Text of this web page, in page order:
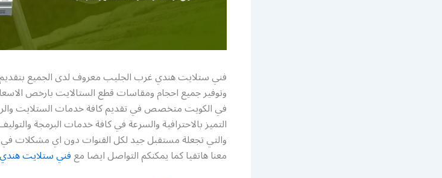
فني ستلايت هندي غرب الجليب معروف لدى الجميع بتقديم
وتوفير جميع احجام ومقاسات قطع الستالايت بارخص
في الكويت متخصص في تقديم كافة خدمات الستلايت
التميز بالاحترافية والسرعة في كافة خدمات البرمجة
والتي تجعلة مستقبل جيد لكل القنوات دون اي مشكلات
معنا هاتفيا كما يمكنكم التواصل ايضا معفني ستلايت